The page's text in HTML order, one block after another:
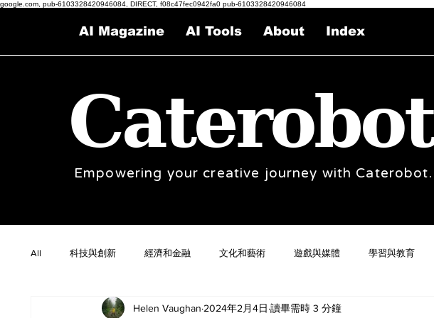
google.com, pub-6103328420946084, DIRECT, f08c47fec0942fa0 pub-6103328420946084
AI Magazine AI Tools About Index
Caterobot
Empowering your creative journey with Caterobot.
All 科技與創新 經濟和金融 文化和藝術 遊戲與媒體 學習與教育
Helen Vaughan 2024年2月4日 讀畢需時 3 分鐘